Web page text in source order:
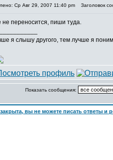
Ср Авг 29, 2007 11:40 pm Заголовок
переносится, пиши туда.
я слышу другого, тем лучше я
Показать сообщения: